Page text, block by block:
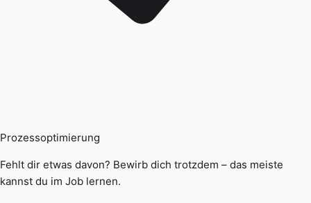
Prozessoptimierung
Fehlt dir etwas davon? Bewirb dich trotzdem – das meiste
kannst du im Job lernen.